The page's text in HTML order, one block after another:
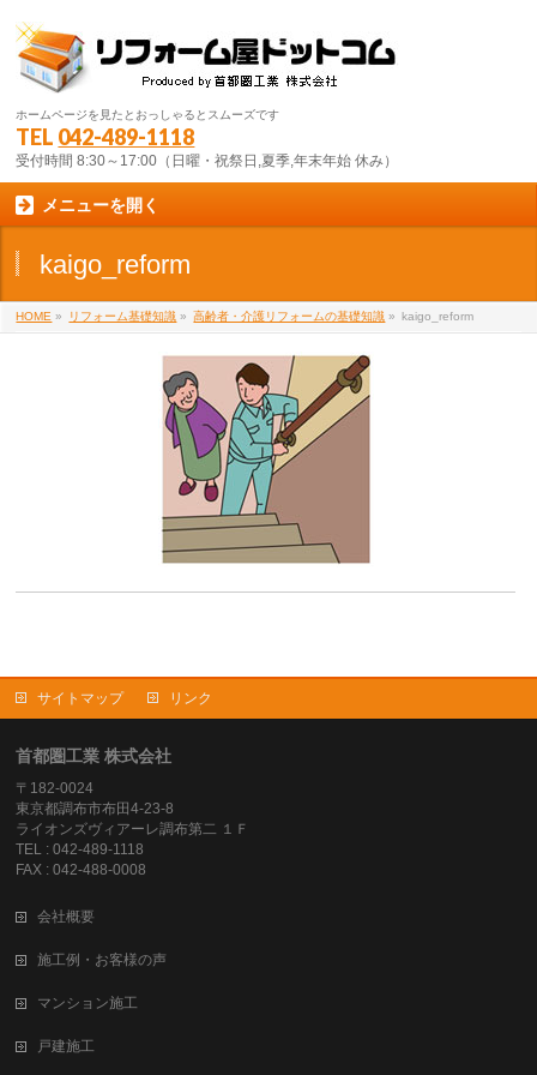
ホームページを見たとおっしゃるとスムーズです
TEL 042-489-1118
受付時間 8:30～17:00（日曜・祝祭日,夏季,年末年始 休み）
メニューを開く
kaigo_reform
HOME » リフォーム基礎知識 » 高齢者・介護リフォームの基礎知識 » kaigo_reform
サイトマップ リンク
首都圏工業 株式会社
〒182-0024
東京都調布市布田4-23-8
ライオンズヴィアーレ調布第二 １Ｆ
TEL : 042-489-1118
FAX : 042-488-0008
会社概要
施工例・お客様の声
マンション施工
戸建施工